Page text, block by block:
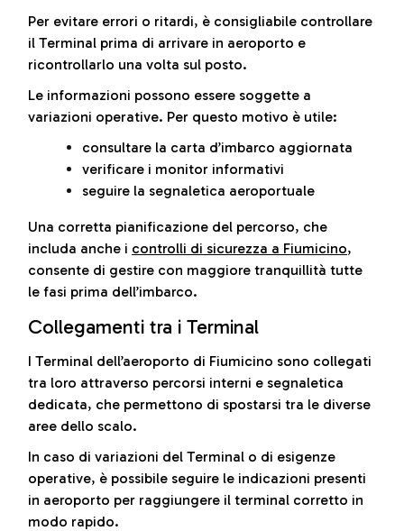
Per evitare errori o ritardi, è consigliabile controllare
il Terminal prima di arrivare in aeroporto e
ricontrollarlo una volta sul posto.
Le informazioni possono essere soggette a
variazioni operative. Per questo motivo è utile:
consultare la carta d’imbarco aggiornata
verificare i monitor informativi
seguire la segnaletica aeroportuale
Una corretta pianificazione del percorso, che
includa anche i controlli di sicurezza a Fiumicino,
consente di gestire con maggiore tranquillità tutte
le fasi prima dell’imbarco.
Collegamenti tra i Terminal
I Terminal dell’aeroporto di Fiumicino sono collegati
tra loro attraverso percorsi interni e segnaletica
dedicata, che permettono di spostarsi tra le diverse
aree dello scalo.
In caso di variazioni del Terminal o di esigenze
operative, è possibile seguire le indicazioni presenti
in aeroporto per raggiungere il terminal corretto in
modo rapido.